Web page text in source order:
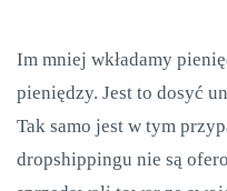
Im mniej wkładamy
pieniędzy. Jest to dosyć
Tak samo jest w tym
dropshippingu nie są